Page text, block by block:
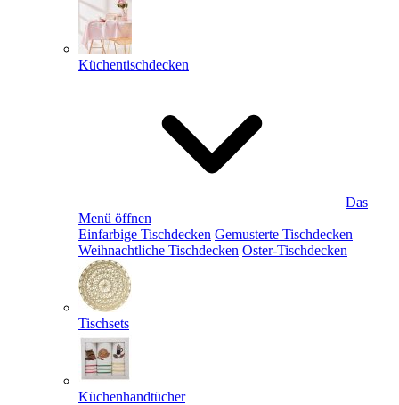
Küchentischdecken
Das
Menü öffnen
Einfarbige Tischdecken Gemusterte Tischdecken
Weihnachtliche Tischdecken Oster-Tischdecken
Tischsets
Küchenhandtücher